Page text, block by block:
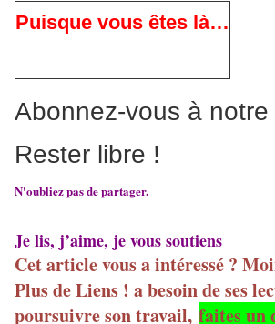
Puisque vous êtes là…
Abonnez-vous à
Rester libre !
N'oubliez pas de partager.
Je lis, j’aime, je vous soutiens
Cet article vous a intéressé ?
Plus de Liens ! a besoin de ses
poursuivre son travail, faites un